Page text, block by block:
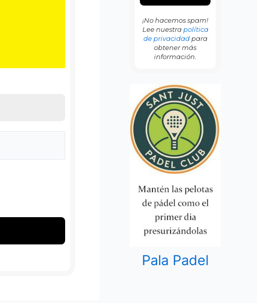
¡No hacemos spam!
Lee nuestra política
de privacidadpara
obtener más
información.
Pala Padel